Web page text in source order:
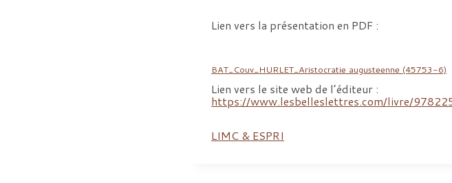
Lien vers la présentation en PDF :
BAT_Couv_HURLET_Aristocratie augusteenne (45753-6)
Lien vers le site web de l’éditeur :
https://www.lesbelleslettres.com/livre/
LIMC & ESPRI